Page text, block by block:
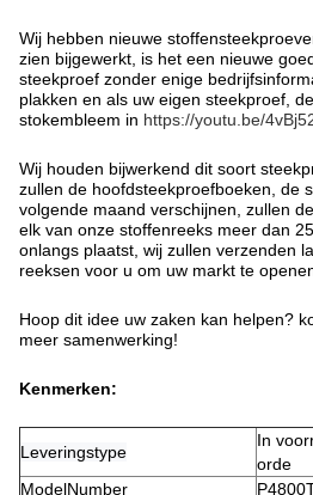
Wij hebben nieuwe
zien bijgewerkt, is het een nieuwe
steekproef zonder enige
plakken en als uw eigen steekproef,
stokembleem in https://youtu.be/
Wij houden bijwerkend dit soort
zullen de hoofdsteekproefboeken, de
volgende maand verschijnen, zullen
elk van onze stoffenreeks meer dan
onlangs plaatst, wij zullen verzenden
reeksen voor u om uw markt te
Hoop dit idee uw zaken kan helpen?
meer samenwerking!
Kenmerken:
Leveringstype
In
orde
ModelNumber